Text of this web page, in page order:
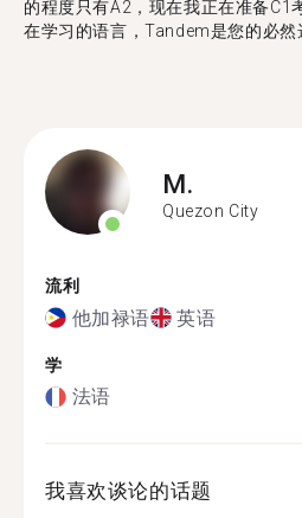
的程度只有A2，现在我正在准备C1
在学习的语言，Tandem是您的必然
M.
Quezon City
流利
他加禄语 英语
学
法语
我喜欢谈论的话题